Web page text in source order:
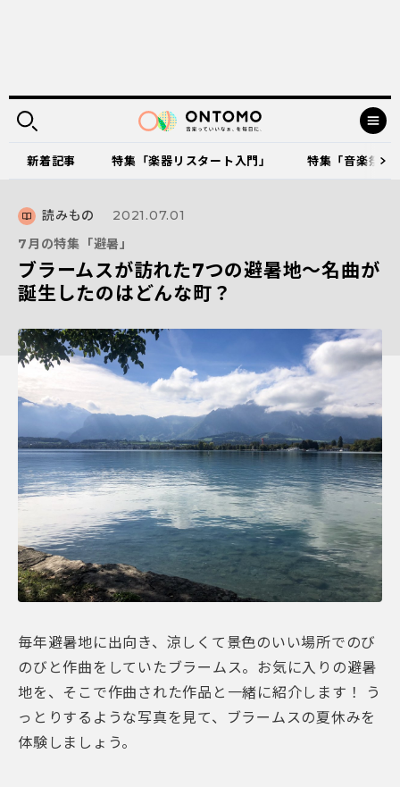
新着記事 特集「楽器リスタート入門」 特集「音楽祭
読みもの
2021.07.01
7月の特集「避暑」
ブラームスが訪れた7つの避暑地～名曲が
誕生したのはどんな町？
毎年避暑地に出向き、涼しくて景色のいい場所でのび
のびと作曲をしていたブラームス。お気に入りの避暑
地を、そこで作曲された作品と一緒に紹介します！ う
っとりするような写真を見て、ブラームスの夏休みを
体験しましょう。